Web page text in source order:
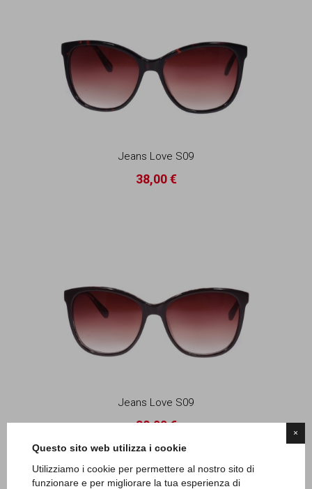
×
Questo sito web utilizza i cookie
Utilizziamo i cookie per permettere al nostro sito di
funzionare e per migliorare la tua esperienza di
Jeans Love S09
38,00 €
Jeans Love S09
38,00 €